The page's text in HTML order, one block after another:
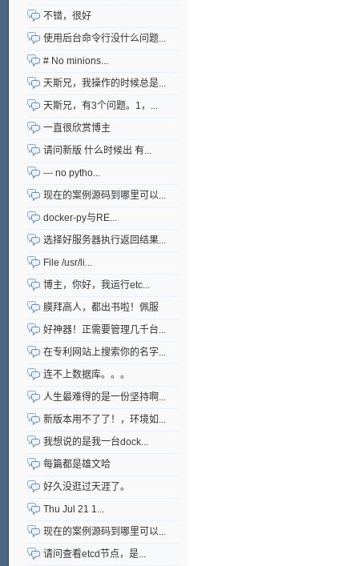
不错，很好
使用后台命令行没什么问题...
# No minions...
天斯兄，我操作的时候总是...
天斯兄，有3个问题。1，...
一直很欣赏博主
请问新版 什么时候出 有...
--- no pytho...
现在的案例源码到哪里可以...
docker-py与RE...
选择好服务器执行返回结果...
File /usr/li...
博主，你好，我运行etc...
膜拜高人，都出书啦！佩服
好神器！正需要管理几千台...
在专利网站上搜索你的名字...
连不上数据库。。。
人生最难得的是一份坚持啊...
新版本用不了了！，环境如...
我想说的是我一台dock...
每篇都是雄文哈
好久没逛过天涯了。
Thu Jul 21 1...
现在的案例源码到哪里可以...
请问查看etcd节点，是...